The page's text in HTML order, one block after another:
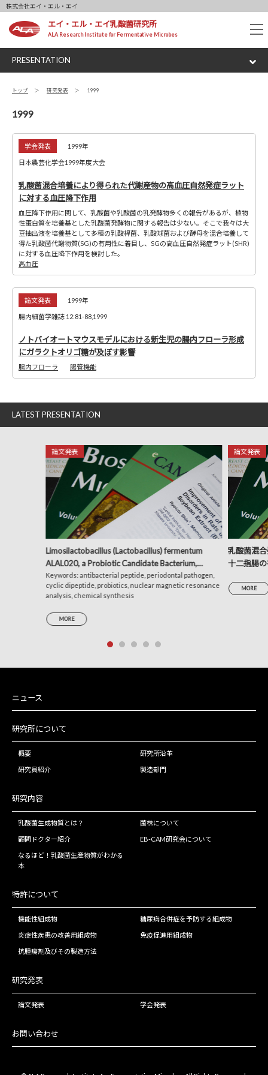
株式会社エイ・エル・エイ
エイ・エル・エイ乳酸菌研究所
ALA Research Institute for Fermentative Microbes
PRESENTATION
トップ 研究発表 1999
1999
学会発表 1999年
日本農芸化学会1999年度大会
乳酸菌混合培養により得られた代謝産物の高血圧自然発症ラット
に対する血圧降下作用
血圧降下作用に関して、乳酸菌や乳酸菌の乳発酵物多くの報告があるが、植物
性蛋白質を培養基とした乳酸菌発酵物に関する報告は少ない。そこで我々は大
豆抽出液を培養基として多種の乳酸桿菌、乳酸球菌および酵母を混合培養して
得た乳酸菌代謝物質(SG)の有用性に着目し、SGの高血圧自然発症ラット(SHR)
に対する血圧降下作用を検討した。
高血圧
論文発表 1999年
腸内細菌学雑誌 12:81-88,1999
ノトバイオートマウスモデルにおける新生児の腸内フローラ形成
にガラクトオリゴ糖が及ぼす影響
腸内フローラ 腸管機能
LATEST PRESENTATION
論文発表
Limosilactobacillus (Lactobacillus) fermentum
ALAL020, a Probiotic Candidate Bacterium,
Produces a Cyclic Dipeptide That Suppresses the
Periodontal Pathogens Porphyromonas gingivalis
and Prevotella intermedia
Keywords: antibacterial peptide, periodontal pathogen,
cyclic dipeptide, probiotics, nuclear magnetic resonance
analysis, chemical synthesis
MORE
論文発表
乳酸菌混
十二指腸
MORE
ニュース
研究所について
概要 研究所沿革
研究員紹介 製造部門
研究内容
乳酸菌生成物質とは？ 菌株について
顧問ドクター紹介 EB-CAM研究会について
なるほど！乳酸菌生産物質がわかる
本
特許について
機能性組成物 糖尿病合併症を予防する組成物
炎症性疾患の改善用組成物 免疫促進用組成物
抗腫瘍剤及びその製造方法
研究発表
論文発表 学会発表
お問い合わせ